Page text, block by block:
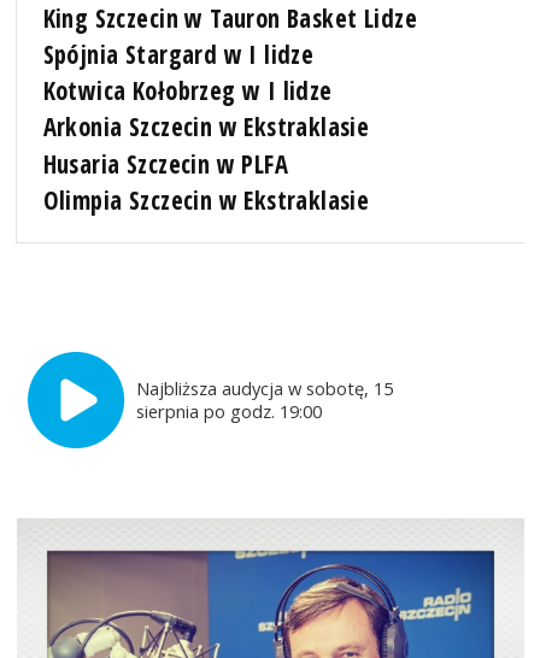
King Szczecin w Tauron Basket Lidze
Spójnia Stargard w I lidze
Kotwica Kołobrzeg w I lidze
Arkonia Szczecin w Ekstraklasie
Husaria Szczecin w PLFA
Olimpia Szczecin w Ekstraklasie
Najbliższa audycja w sobotę, 15
sierpnia po godz. 19:00